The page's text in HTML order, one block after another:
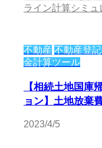
ライン計算シミュ
不動産 不動産登
金計算ツール
【相続土地国庫
ョン】土地放棄
2023/4/5